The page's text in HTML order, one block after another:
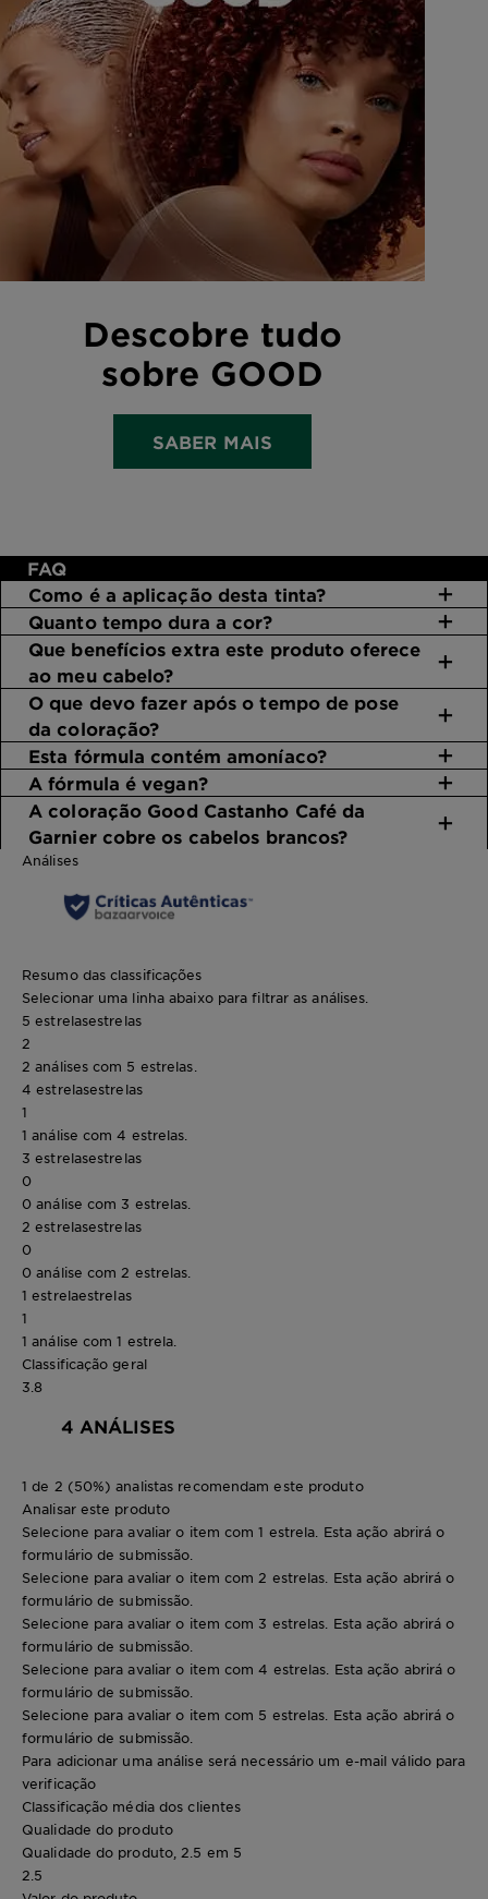
Descobre tudo
sobre GOOD
SABER MAIS
FAQ
Como é a aplicação desta tinta?
Quanto tempo dura a cor?
Que benefícios extra este produto oferece
ao meu cabelo?
O que devo fazer após o tempo de pose
da coloração?
Esta fórmula contém amoníaco?
A fórmula é vegan?
A coloração Good Castanho Café da
Garnier cobre os cabelos brancos?
Análises
Resumo das classificações
Selecionar uma linha abaixo para filtrar as análises.
5 estrelasestrelas
2
2 análises com 5 estrelas.
4 estrelasestrelas
1
1 análise com 4 estrelas.
3 estrelasestrelas
0
0 análise com 3 estrelas.
2 estrelasestrelas
0
0 análise com 2 estrelas.
1 estrelaestrelas
1
1 análise com 1 estrela.
Classificação geral
3.8
4 ANÁLISES
1 de 2 (50%) analistas recomendam este produto
Analisar este produto
Selecione para avaliar o item com 1 estrela. Esta ação abrirá o
formulário de submissão.
Selecione para avaliar o item com 2 estrelas. Esta ação abrirá o
formulário de submissão.
Selecione para avaliar o item com 3 estrelas. Esta ação abrirá o
formulário de submissão.
Selecione para avaliar o item com 4 estrelas. Esta ação abrirá o
formulário de submissão.
Selecione para avaliar o item com 5 estrelas. Esta ação abrirá o
formulário de submissão.
Para adicionar uma análise será necessário um e-mail válido para
verificação
Classificação média dos clientes
Qualidade do produto
Qualidade do produto, 2.5 em 5
2.5